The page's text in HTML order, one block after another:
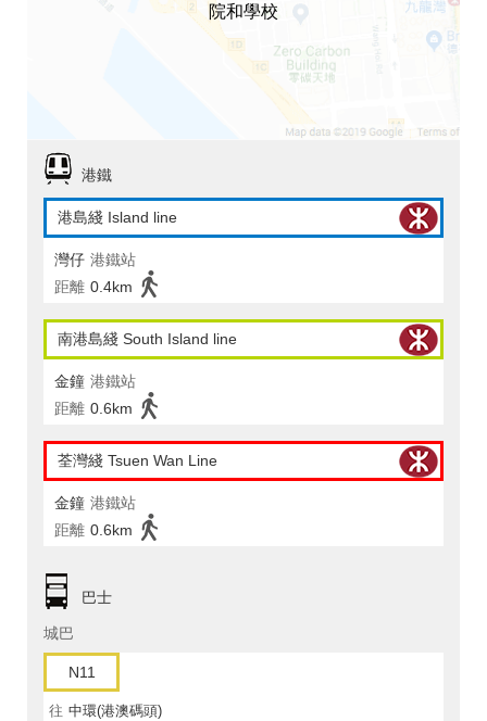
院和學校
港鐵
港島綫 Island line
灣仔 港鐵站
距離 0.4km
南港島綫 South Island line
金鐘 港鐵站
距離 0.6km
荃灣綫 Tsuen Wan Line
金鐘 港鐵站
距離 0.6km
巴士
城巴
N11
往 中環(港澳碼頭)